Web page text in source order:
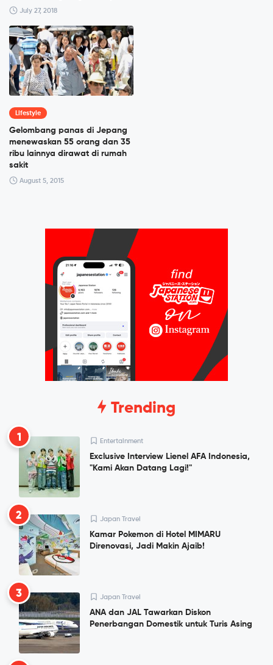
July 27, 2018
Lifestyle
Gelombang panas di Jepang
menewaskan 55 orang dan 35
ribu lainnya dirawat di rumah
sakit
August 5, 2015
Trending
1 Entertainment
Exclusive Interview Lienel AFA Indonesia,
"Kami Akan Datang Lagi!"
2 Japan Travel
Kamar Pokemon di Hotel MIMARU
Direnovasi, Jadi Makin Ajaib!
3 Japan Travel
ANA dan JAL Tawarkan Diskon
Penerbangan Domestik untuk Turis Asing